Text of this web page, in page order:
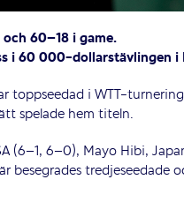
60–18 i game.
i 60 000-dollarstävlingen i
toppseedad i WTT-
spelade hem titeln.
(6–1, 6–0), Mayo Hibi,
besegrades